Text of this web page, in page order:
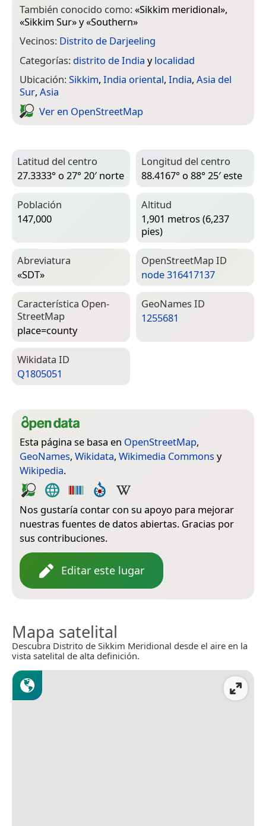
También conocido como:«Sikkim meridional»,
«Sikkim Sur» y «Southern»
Vecinos: Distrito de Darjeeling
Categorías: distrito de India ylocalidad
Ubicación:Sikkim, India oriental, India, Asia del
Sur, Asia
Ver en Open­Street­Map
Latitud del centro
27.3333° o 27° 20′ norte
Longitud del centro
88.4167° o 88° 25′ este
Población
147,000
Altitud
1,901 metros (6,237
pies)
Abreviatura
«SDT»
Open­Street­Map ID
node 316417137
Característica Open­
Street­Map
place=­county
Geo­Names ID
1255681
Wiki­data ID
Q1805051
Esta página se basa en OpenStreetMap,
GeoNames, Wikidata, Wikimedia Commons y
Wikipedia.
Nos gustaría contar con su apoyo para mejorar
nuestras fuentes de datos abiertas. Gracias por
sus contribuciones.
Editar este lugar
Mapa satelital
Descubra Distrito de Sikkim Meridional desde el aire en la
vista satelital de alta definición.